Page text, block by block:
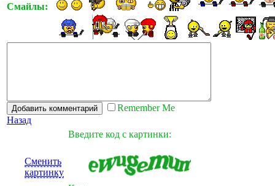
Смайлы:
Remember Me
Назад
Сменить
картинку
Введите код с картинки: